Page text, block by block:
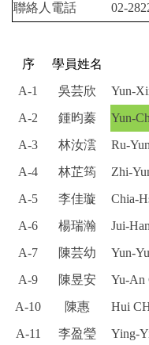
聯絡人電話
02-
序 學員姓名
A-1
吳芸欣 Yun-
A-2
鍾昀蓁 Yun-
A-3
林汝澐 Ru-
A-4
林芷筠 Zhi-
A-5
李佳璇 Chia-
A-6
楊瑞瀚 Jui-
A-7
陳芸幼 Yun-
A-9
陳昱安 Yu-An
A-10
陳惠 Hui
A-11
李盈瑩 Ying-